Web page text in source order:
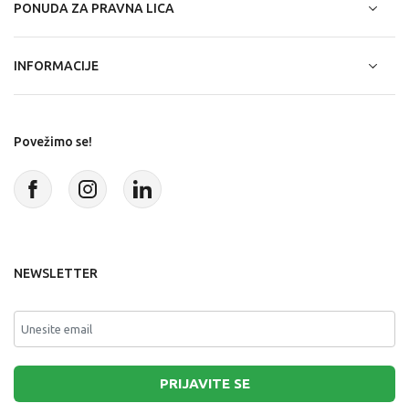
PONUDA ZA PRAVNA LICA
INFORMACIJE
Povežimo se!
NEWSLETTER
PRIJAVITE SE